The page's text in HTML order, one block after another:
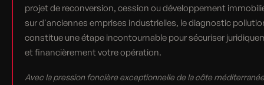
projet de reconversion, cession ou développement
sur d'anciennes emprises industrielles, le diagnostic
constitue une étape incontournable pour sécuriser
et financièrement votre opération.
Avec la pression foncière exceptionnelle de la côte